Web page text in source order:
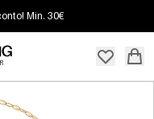
Min. 30€